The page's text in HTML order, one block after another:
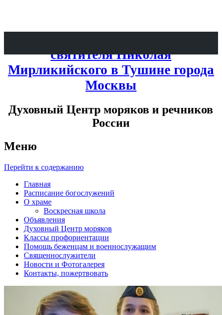
святителя Николая
Мирликийского в Тушине города
Москвы
Духовный Центр моряков и речников
России
Меню
Перейти к содержанию
Главная
Расписание богослужений
О храме
Воскресная школа
Объявления
Духовный Центр моряков
Классы профориентации
Помощь беженцам и военнослужащим
Священнослужители
Новости и Фотогалерея
Контакты, пожертвовать